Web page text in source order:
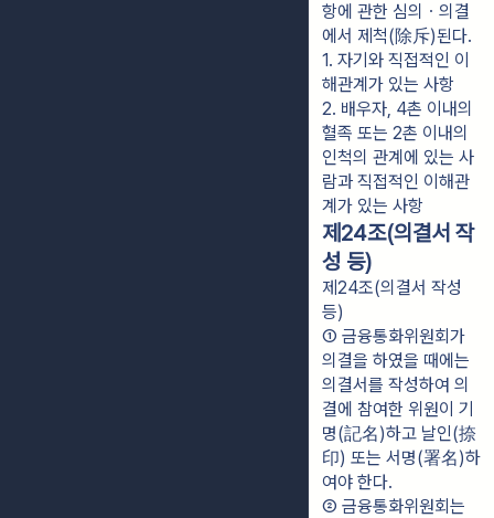
항에 관한 심의ㆍ의결
에서 제척(除斥)된다.
1. 자기와 직접적인 이
해관계가 있는 사항
2. 배우자, 4촌 이내의
혈족 또는 2촌 이내의
인척의 관계에 있는 사
람과 직접적인 이해관
계가 있는 사항
제24조(의결서 작
성 등)
제24조(의결서 작성
등)
① 금융통화위원회가
의결을 하였을 때에는
의결서를 작성하여 의
결에 참여한 위원이 기
명(記名)하고 날인(捺
印) 또는 서명(署名)하
여야 한다.
② 금융통화위원회는